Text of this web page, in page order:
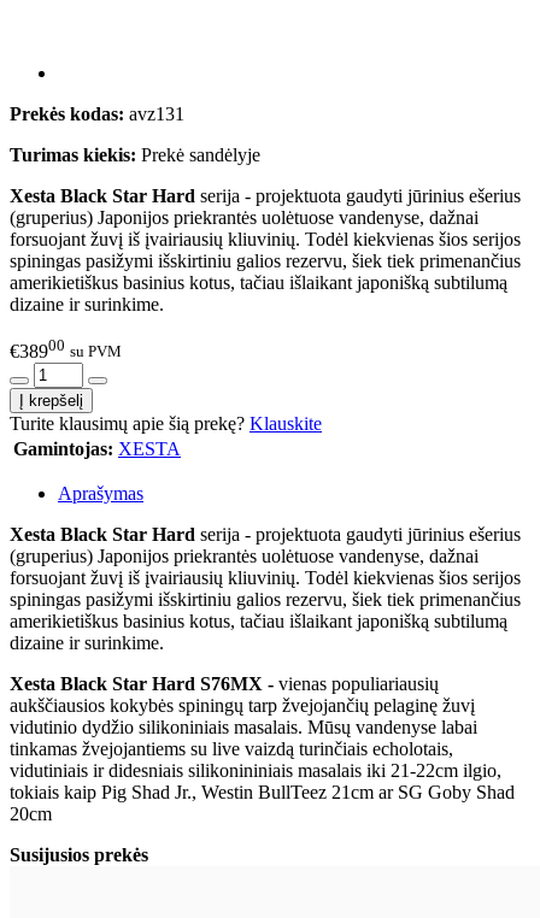
Prekės kodas: avz131
Turimas kiekis: Prekė sandėlyje
Xesta Black Star Hard serija - projektuota gaudyti jūrinius ešerius
(gruperius) Japonijos priekrantės uolėtuose vandenyse, dažnai
forsuojant žuvį iš įvairiausių kliuvinių. Todėl kiekvienas šios serijos
spiningas pasižymi išskirtiniu galios rezervu, šiek tiek primenančius
amerikietiškus basinius kotus, tačiau išlaikant japonišką subtilumą
dizaine ir surinkime.
€38900 su PVM
Turite klausimų apie šią prekę? Klauskite
Gamintojas: XESTA
Aprašymas
Xesta Black Star Hard serija - projektuota gaudyti jūrinius ešerius
(gruperius) Japonijos priekrantės uolėtuose vandenyse, dažnai
forsuojant žuvį iš įvairiausių kliuvinių. Todėl kiekvienas šios serijos
spiningas pasižymi išskirtiniu galios rezervu, šiek tiek primenančius
amerikietiškus basinius kotus, tačiau išlaikant japonišką subtilumą
dizaine ir surinkime.
Xesta Black Star Hard S76MX - vienas populiariausių
aukščiausios kokybės spiningų tarp žvejojančių pelaginę žuvį
vidutinio dydžio silikoniniais masalais. Mūsų vandenyse labai
tinkamas žvejojantiems su live vaizdą turinčiais echolotais,
vidutiniais ir didesniais silikonininiais masalais iki 21-22cm ilgio,
tokiais kaip Pig Shad Jr., Westin BullTeez 21cm ar SG Goby Shad
20cm
Susijusios prekės